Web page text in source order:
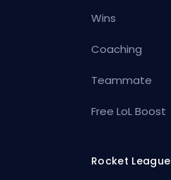
Wins
Coaching
Teammate
Free LoL Boost
Rocket League